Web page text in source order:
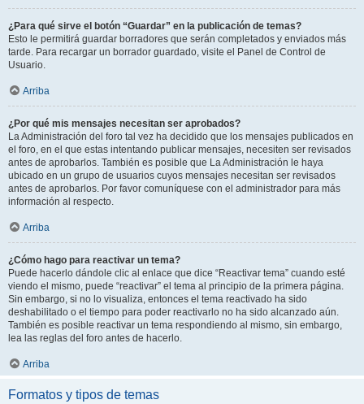
¿Para qué sirve el botón “Guardar” en la publicación de temas?
Esto le permitirá guardar borradores que serán completados y enviados más
tarde. Para recargar un borrador guardado, visite el Panel de Control de
Usuario.
Arriba
¿Por qué mis mensajes necesitan ser aprobados?
La Administración del foro tal vez ha decidido que los mensajes publicados en
el foro, en el que estas intentando publicar mensajes, necesiten ser revisados
antes de aprobarlos. También es posible que La Administración le haya
ubicado en un grupo de usuarios cuyos mensajes necesitan ser revisados
antes de aprobarlos. Por favor comuníquese con el administrador para más
información al respecto.
Arriba
¿Cómo hago para reactivar un tema?
Puede hacerlo dándole clic al enlace que dice “Reactivar tema” cuando esté
viendo el mismo, puede “reactivar” el tema al principio de la primera página.
Sin embargo, si no lo visualiza, entonces el tema reactivado ha sido
deshabilitado o el tiempo para poder reactivarlo no ha sido alcanzado aún.
También es posible reactivar un tema respondiendo al mismo, sin embargo,
lea las reglas del foro antes de hacerlo.
Arriba
Formatos y tipos de temas